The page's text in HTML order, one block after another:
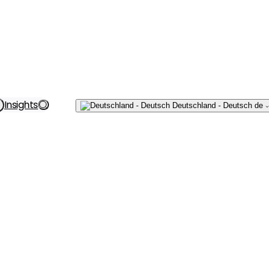
Insights
Schreiben
Sie uns
Deutschland - Deutsch de